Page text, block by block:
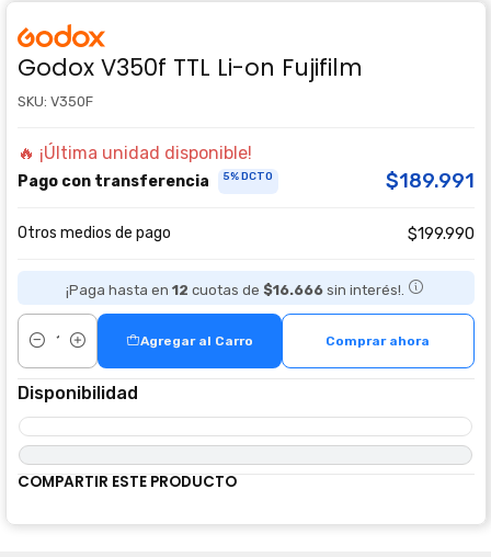
Godox V350f TTL Li-on Fujifilm
SKU: V350F
🔥 ¡Última unidad disponible!
Pago con transferencia 5% DCTO $189.991
Otros medios de pago $199.990
¡Paga hasta en 12 cuotas de $16.666 sin interés!.
Cantidad
Agregar al Carro Comprar ahora
Disponibilidad
COMPARTIR ESTE PRODUCTO